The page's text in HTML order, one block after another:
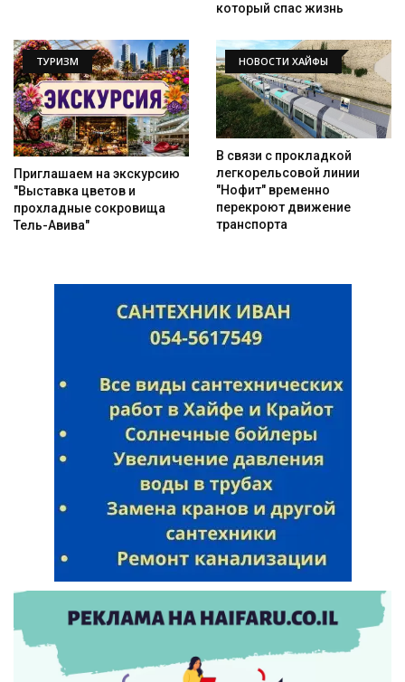
который спас жизнь
ТУРИЗМ
Приглашаем на экскурсию
"Выставка цветов и
прохладные сокровища
Тель-Авива"
НОВОСТИ ХАЙФЫ
В связи с прокладкой
легкорельсовой линии
"Нофит" временно
перекроют движение
транспорта